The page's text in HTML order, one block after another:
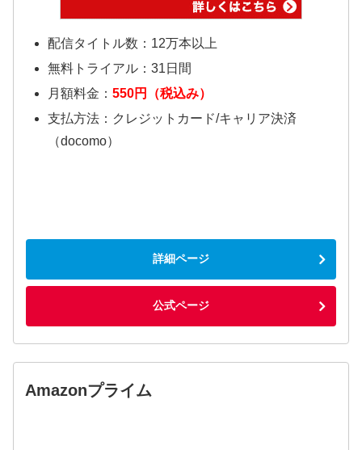
配信タイトル数：12万本以上
無料トライアル：31日間
月額料金： 550円（税込み）
支払方法：クレジットカード/キャリア決済
（docomo）
詳細ページ
公式ページ
Amazonプライム